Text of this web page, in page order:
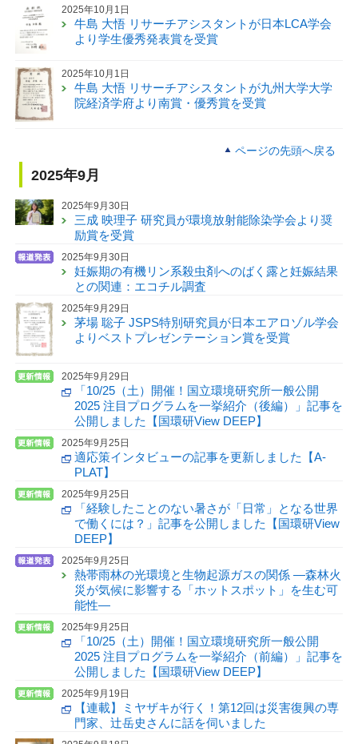
2025年10月1日
牛島 大悟 リサーチアシスタントが日本LCA学会
より学生優秀発表賞を受賞
2025年10月1日
牛島 大悟 リサーチアシスタントが九州大学大学
院経済学府より南賞・優秀賞を受賞
ページの先頭へ戻る
2025年9月
2025年9月30日
三成 映理子 研究員が環境放射能除染学会より奨
励賞を受賞
2025年9月30日
妊娠期の有機リン系殺虫剤へのばく露と妊娠結果
との関連：エコチル調査
2025年9月29日
茅場 聡子 JSPS特別研究員が日本エアロゾル学会
よりベストプレゼンテーション賞を受賞
2025年9月29日
「10/25（土）開催！国立環境研究所一般公開
2025 注目プログラムを一挙紹介（後編）」記事を
公開しました【国環研View DEEP】
2025年9月25日
適応策インタビューの記事を更新しました【A-
PLAT】
2025年9月25日
「経験したことのない暑さが「日常」となる世界
で働くには？」記事を公開しました【国環研View
DEEP】
2025年9月25日
熱帯雨林の光環境と生物起源ガスの関係 —森林火
災が気候に影響する「ホットスポット」を生む可
能性—
2025年9月25日
「10/25（土）開催！国立環境研究所一般公開
2025 注目プログラムを一挙紹介（前編）」記事を
公開しました【国環研View DEEP】
2025年9月19日
【連載】ミヤザキが行く！第12回は災害復興の専
門家、辻岳史さんに話を伺いました